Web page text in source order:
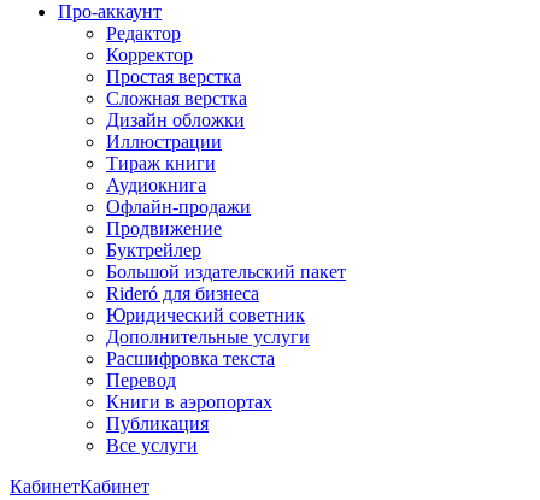
Про-аккаунт
Редактор
Корректор
Простая верстка
Сложная верстка
Дизайн обложки
Иллюстрации
Тираж книги
Аудиокнига
Офлайн-продажи
Продвижение
Буктрейлер
Большой издательский пакет
Rideró для бизнеса
Юридический советник
Дополнительные услуги
Расшифровка текста
Перевод
Книги в аэропортах
Публикация
Все услуги
КабинетКабинет